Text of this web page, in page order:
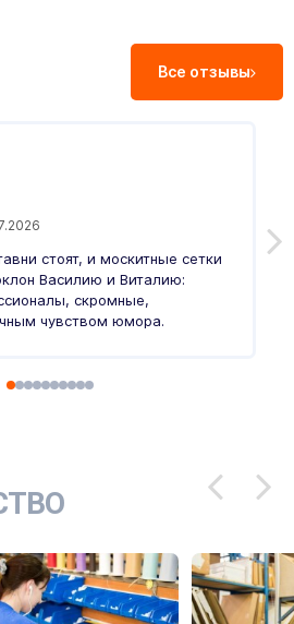
Все отзывы
стоят, и москитные сетки
Василию и Виталию:
скромные,
чувством юмора.